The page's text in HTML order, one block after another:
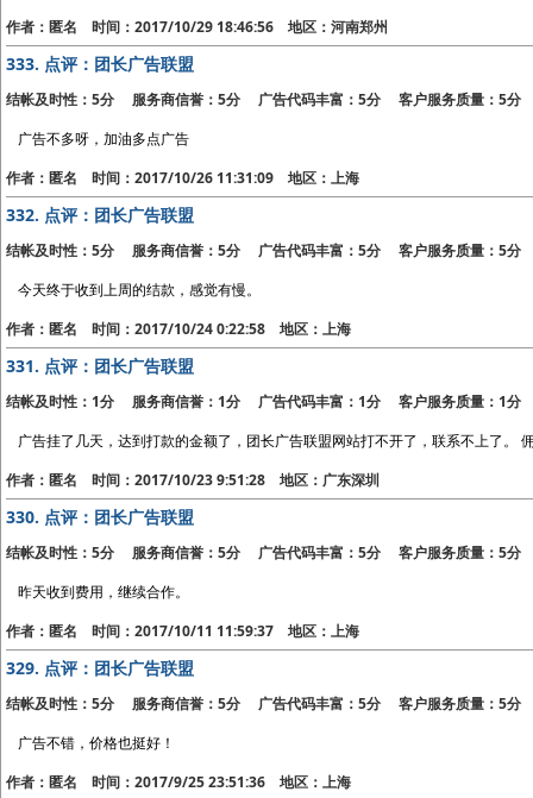
作者：匿名 时间：2017/10/29 18:46:56 地区：河南郑州
333. 点评：团长广告联盟
结帐及时性：5分 服务商信誉：5分 广告代码丰富：5分 客户服务质量：5分
广告不多呀，加油多点广告
作者：匿名 时间：2017/10/26 11:31:09 地区：上海
332. 点评：团长广告联盟
结帐及时性：5分 服务商信誉：5分 广告代码丰富：5分 客户服务质量：5分
今天终于收到上周的结款，感觉有慢。
作者：匿名 时间：2017/10/24 0:22:58 地区：上海
331. 点评：团长广告联盟
结帐及时性：1分 服务商信誉：1分 广告代码丰富：1分 客户服务质量：1分
广告挂了几天，达到打款的金额了，团长广告联盟网站打不开了，联系不上了。
作者：匿名 时间：2017/10/23 9:51:28 地区：广东深圳
330. 点评：团长广告联盟
结帐及时性：5分 服务商信誉：5分 广告代码丰富：5分 客户服务质量：5分
昨天收到费用，继续合作。
作者：匿名 时间：2017/10/11 11:59:37 地区：上海
329. 点评：团长广告联盟
结帐及时性：5分 服务商信誉：5分 广告代码丰富：5分 客户服务质量：5分
广告不错，价格也挺好！
作者：匿名 时间：2017/9/25 23:51:36 地区：上海